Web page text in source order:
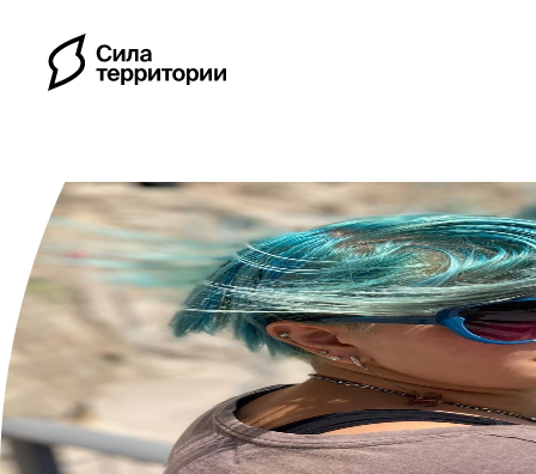
Календарь
Индивидуальные